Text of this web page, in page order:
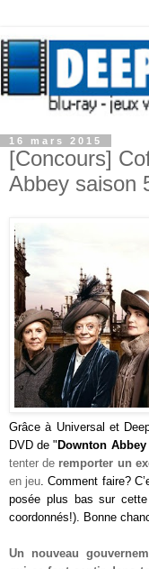
16 mars 2015
[Concours]
Abbey saison
Grâce à Universal et
DVD de "Downton
tenter de remporter un
en jeu . Comment faire?
posée plus bas sur
coordonnés!). Bonne
Un nouveau